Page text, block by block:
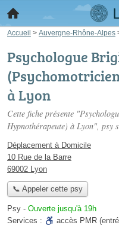
Accueil > Auvergne-Rhône-Alpes
Psychologue
à Lyon
Cette fiche présente
Hypnothérapeute) à Lyon", psy
Déplacement à Domicile
10 Rue de la Barre
69002 Lyon
📞 Appeler cette psy
Psy - Ouverte jusqu'à 19h
Services :
accès PMR